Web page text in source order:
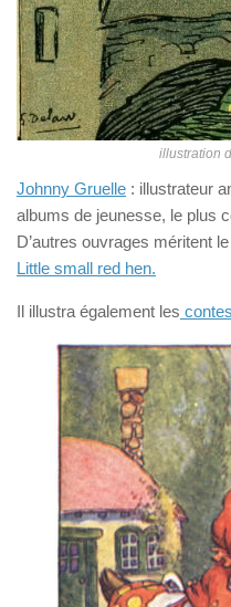
illustration
Johnny Gruelle : illustrateur
albums de jeunesse, le plus
D’autres ouvrages méritent
Little small red hen.
Il illustra également les